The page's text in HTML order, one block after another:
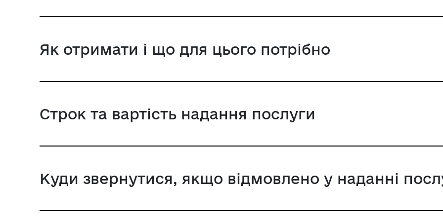
Як отримати і що для цього потрібно
Строк та вартість надання послуги
Куди звернутися, якщо відмовлено у наданні